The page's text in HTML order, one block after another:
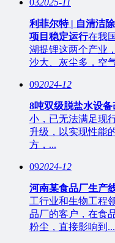
032025-11
利菲尔特 | 自清洁
项目稳定运行在我
湖提锂这两个产业
沙大、灰尘多，空
092024-12
8吨双级脱盐水设
小，已无法满足现
升级，以实现性能
方，...
092024-12
河南某食品厂生产
工行业和生物工程
品厂的客户，在食
粉尘，直接影响到...